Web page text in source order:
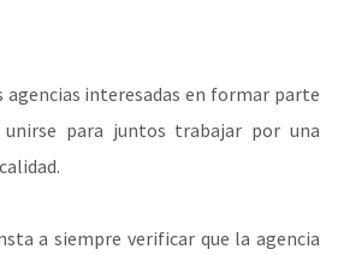
agencias interesadas en formar parte
para juntos trabajar por una
a siempre verificar que la agencia